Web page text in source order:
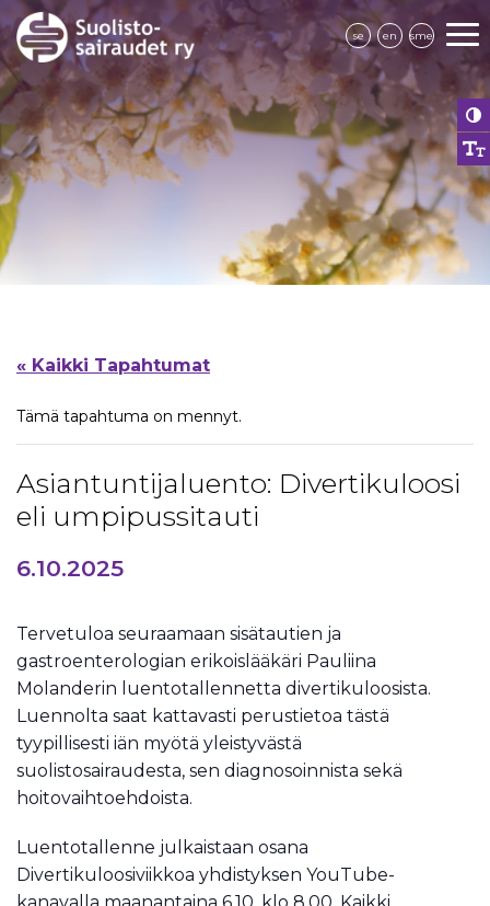
se en sme
« Kaikki Tapahtumat
Tämä tapahtuma on mennyt.
Asiantuntijaluento: Divertikuloosi
eli umpipussitauti
6.10.2025
Tervetuloa seuraamaan sisätautien ja
gastroenterologian erikoislääkäri Pauliina
Molanderin luentotallennetta divertikuloosista.
Luennolta saat kattavasti perustietoa tästä
tyypillisesti iän myötä yleistyvästä
suolistosairaudesta, sen diagnosoinnista sekä
hoitovaihtoehdoista.
Luentotallenne julkaistaan osana
Divertikuloosiviikkoa yhdistyksen YouTube-